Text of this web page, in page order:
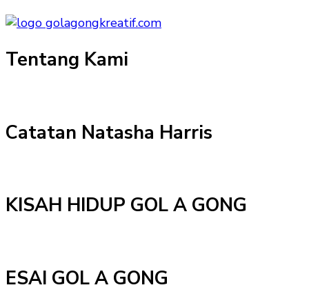
Tentang Kami
Catatan Natasha Harris
KISAH HIDUP GOL A GONG
ESAI GOL A GONG